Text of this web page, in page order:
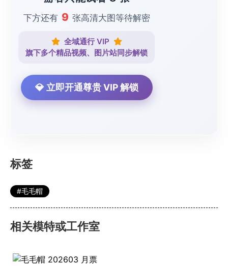
下方还有 9 张高清大图等待解密
全域通行 VIP
旗下多个精品视频、图片站同步解锁
💎 立即开通尊贵 VIP 解锁
标签
毛毛帽
相关模特或工作室